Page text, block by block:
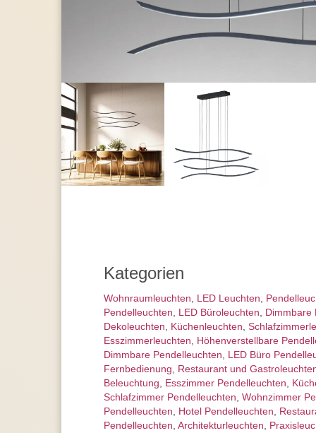
Kategorien
Wohnraum­leuchten, LED Leuchten,
Pendelleuchten, LED Büroleuchten, Dimmbare
Dekoleuchten, Küchenleuchten,
Esszimmer­­leuchten, Höhen­verstellbare
Dimmbare Pendelleuchten, LED Büro
Fernbedienung, Restaurant und
Beleuchtung, Esszimmer Pendelleuchten,
Schlafzimmer Pendelleuchten, Wohnzimmer
Pendelleuchten, Hotel Pendelleuchten,
Pendelleuchten, Architektur­leuchten,